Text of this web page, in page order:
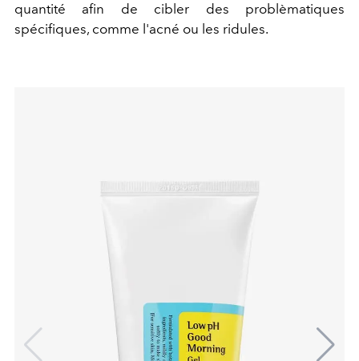
quantité afin de cibler des problèmatiques
spécifiques, comme l'acné ou les ridules.